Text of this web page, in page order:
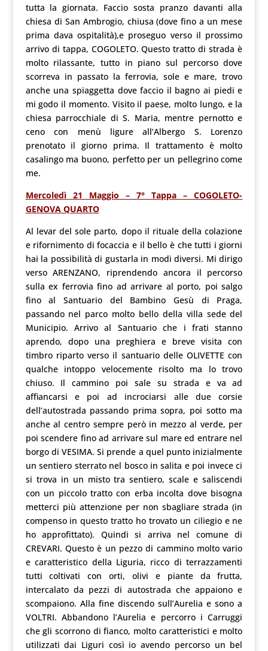
tutta la giornata. Faccio sosta pranzo davanti alla
chiesa di San Ambrogio, chiusa (dove fino a un mese
prima dava ospitalità),e proseguo verso il prossimo
arrivo di tappa, COGOLETO. Questo tratto di strada è
molto rilassante, tutto in piano sul percorso dove
scorreva in passato la ferrovia, sole e mare, trovo
anche una spiaggetta dove faccio il bagno ai piedi e
mi godo il momento. Visito il paese, molto lungo, e la
chiesa parrocchiale di S. Maria, mentre pernotto e
ceno con menù ligure all’Albergo S. Lorenzo
prenotato il giorno prima. Il trattamento è molto
casalingo ma buono, perfetto per un pellegrino come
me.
Mercoledì 21 Maggio – 7° Tappa – COGOLETO-
GENOVA QUARTO
Al levar del sole parto, dopo il rituale della colazione
e rifornimento di focaccia e il bello è che tutti i giorni
hai la possibilità di gustarla in modi diversi. Mi dirigo
verso ARENZANO, riprendendo ancora il percorso
sulla ex ferrovia fino ad arrivare al porto, poi salgo
fino al Santuario del Bambino Gesù di Praga,
passando nel parco molto bello della villa sede del
Municipio. Arrivo al Santuario che i frati stanno
aprendo, dopo una preghiera e breve visita con
timbro riparto verso il santuario delle OLIVETTE con
qualche intoppo velocemente risolto ma lo trovo
chiuso. Il cammino poi sale su strada e va ad
affiancarsi e poi ad incrociarsi alle due corsie
dell’autostrada passando prima sopra, poi sotto ma
anche al centro sempre però in mezzo al verde, per
poi scendere fino ad arrivare sul mare ed entrare nel
borgo di VESIMA. Si prende a quel punto inizialmente
un sentiero sterrato nel bosco in salita e poi invece ci
si trova in un misto tra sentiero, scale e saliscendi
con un piccolo tratto con erba incolta dove bisogna
metterci più attenzione per non sbagliare strada (in
compenso in questo tratto ho trovato un ciliegio e ne
ho approfittato). Quindi si arriva nel comune di
CREVARI. Questo è un pezzo di cammino molto vario
e caratteristico della Liguria, ricco di terrazzamenti
tutti coltivati con orti, olivi e piante da frutta,
intercalato da pezzi di autostrada che appaiono e
scompaiono. Alla fine discendo sull’Aurelia e sono a
VOLTRI. Abbandono l’Aurelia e percorro i Carruggi
che gli scorrono di fianco, molto caratteristici e molto
utilizzati dai Liguri così io avendo percorso un bel